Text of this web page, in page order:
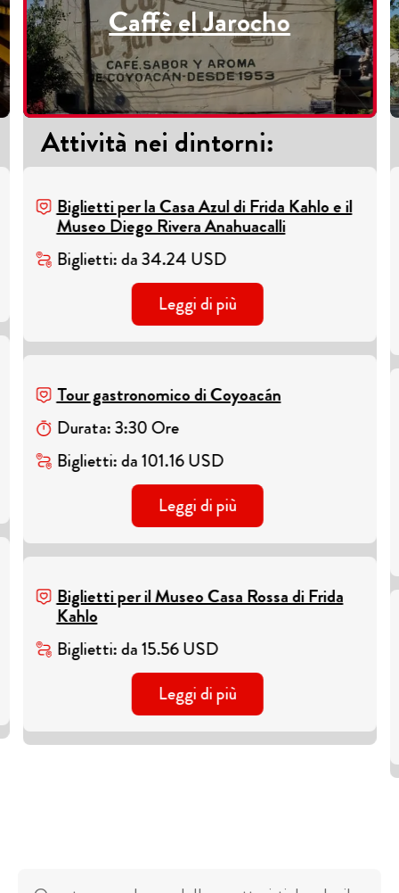
Caffè el Jarocho
Attività nei dintorni:
Biglietti per la Casa Azul di Frida Kahlo e il
Museo Diego Rivera Anahuacalli
Biglietti:da34.24 USD
Leggi di più
Tour gastronomico di Coyoacán
Durata:3:30Ore
Biglietti:da101.16USD
Leggi di più
Biglietti per il Museo Casa Rossa di Frida
Kahlo
Biglietti:da15.56USD
Leggi di più